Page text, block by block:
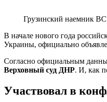
Грузинский наемник
В начале нового года
Украины, официально
Согласно официальным
Верховный суд ДНР. И, как
Участвовал в